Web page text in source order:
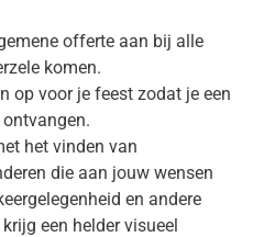
offerte aan bij alle
komen.
op voor je feest zodat je een
het vinden van
die aan jouw wensen
en andere
een helder visueel